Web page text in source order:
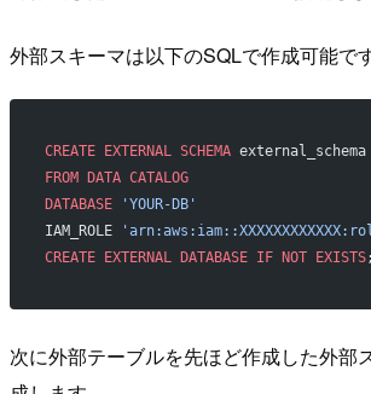
外部スキーマは以下のSQLで作成可能です
CREATE EXTERNAL SCHEMA external_schema
FROM DATA CATALOG
DATABASE 'YOUR-DB'
IAM_ROLE
CREATE EXTERNAL DATABASE IF NOT EXISTS;
次に外部テーブルを先ほど作成した外部